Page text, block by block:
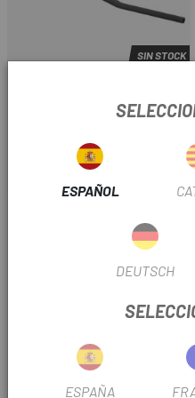
SIN STOCK
MANILLAR ROVAL CONTROL
Precio
449 €
ESPAÑOL
DEUTSCH
ESPAÑA